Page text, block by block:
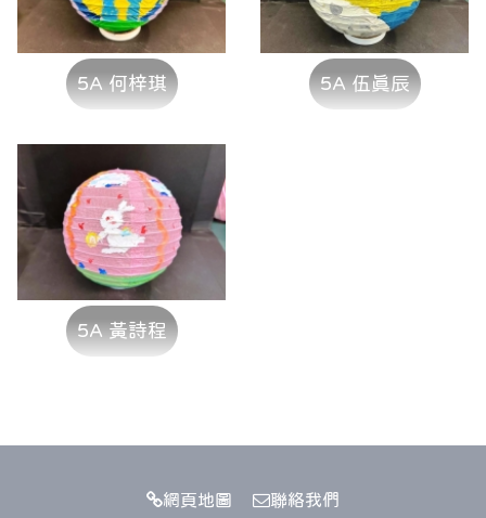
5A 何梓琪 5A 伍真辰
5A 黃詩程
網頁地圖 聯絡我們